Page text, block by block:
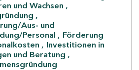
und Wachsen
Aus- und
Personal
Förderung
Investitionen in
und Beratung